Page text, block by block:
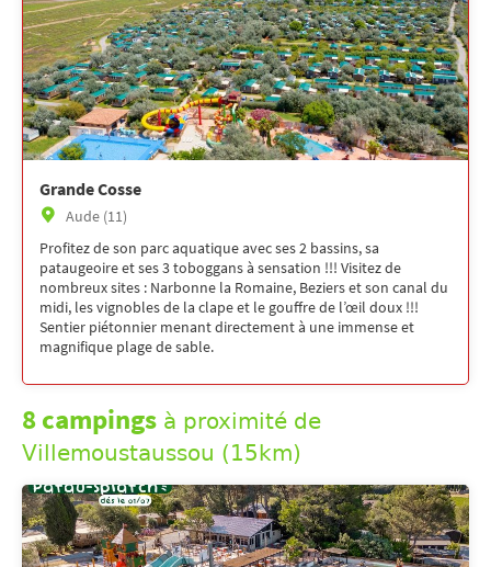
Grande Cosse
Aude (11)
Profitez de son parc aquatique avec ses 2 bassins, sa
pataugeoire et ses 3 toboggans à sensation !!! Visitez de
nombreux sites : Narbonne la Romaine, Beziers et son canal du
midi, les vignobles de la clape et le gouffre de l’œil doux !!!
Sentier piétonnier menant directement à une immense et
magnifique plage de sable.
8 campings à proximité de
Villemoustaussou (15km)